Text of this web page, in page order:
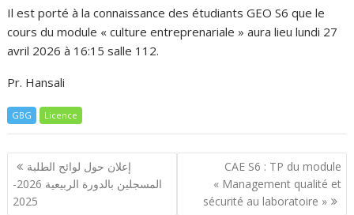
Il est porté à la connaissance des étudiants GEO S6 que le
cours du module « culture entreprenariale » aura lieu lundi 27
avril 2026 à 16:15 salle 112.
Pr. Hansali
GBG Licence
Navigation
de
l’article
إعلان حول لوائح الطلبة
المسجلين بالدورة الربيعية 2026-
2025
CAE S6 : TP du module
« Management qualité et
sécurité au laboratoire »